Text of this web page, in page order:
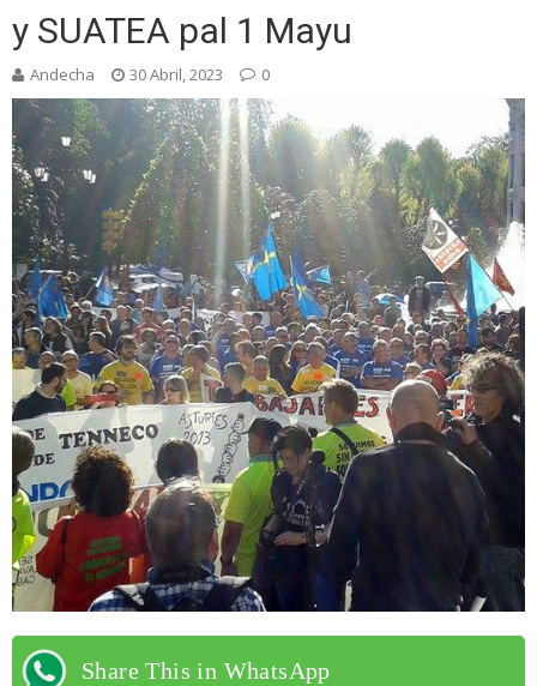
y SUATEA pal 1 Mayu
Andecha 30 Abril, 2023 0
Share This in WhatsApp